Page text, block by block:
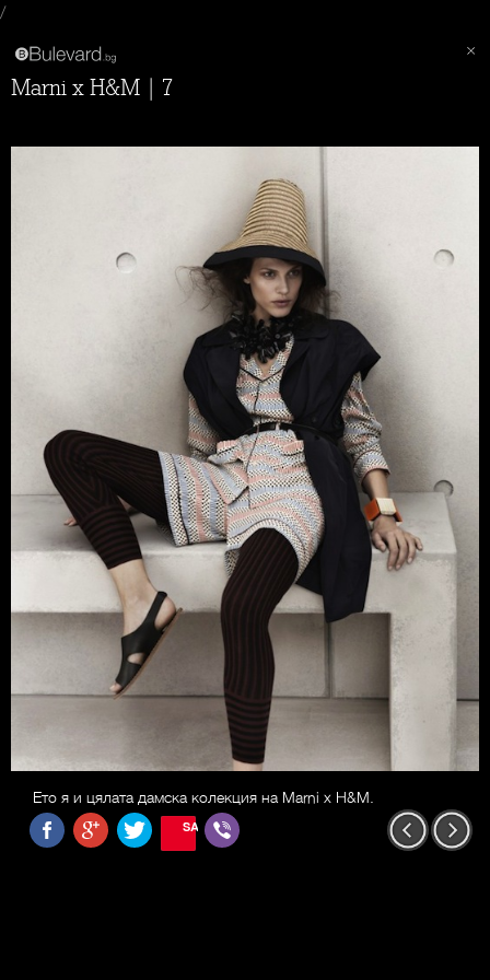
/
Marni x H&M | 7
Ето я и цялата дамска колекция на Marni x H&M.
SAVE